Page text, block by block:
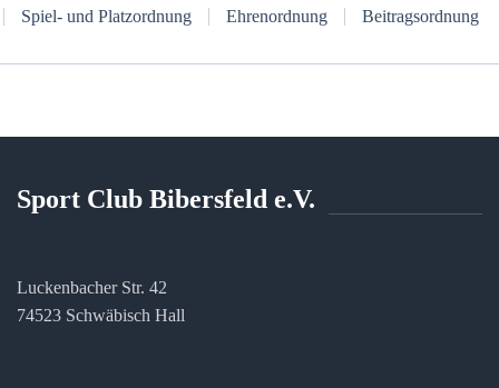
Spiel- und Platzordnung
Ehrenordnung Beitragsordnung
Sport Club Bibersfeld e.V.
Luckenbacher Str. 42
74523 Schwäbisch Hall